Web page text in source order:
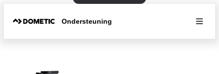
Ondersteuning